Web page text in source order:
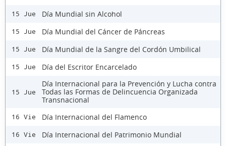
15 Jue Día Mundial sin Alcohol
15 Jue Día Mundial del Cáncer de Páncreas
15 Jue Día Mundial de la Sangre del Cordón Umbilical
15 Jue Día del Escritor Encarcelado
15 Jue
Día Internacional para la Prevención y Lucha contra
Todas las Formas de Delincuencia Organizada
Transnacional
16 Vie Día Internacional del Flamenco
16 Vie Día Internacional del Patrimonio Mundial